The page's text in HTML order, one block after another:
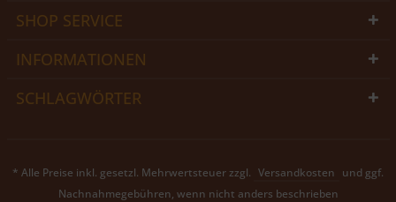
SHOP SERVICE
INFORMATIONEN
SCHLAGWÖRTER
* Alle Preise inkl. gesetzl. Mehrwertsteuer zzgl. Versandkosten und ggf.
Nachnahmegebühren, wenn nicht anders beschrieben